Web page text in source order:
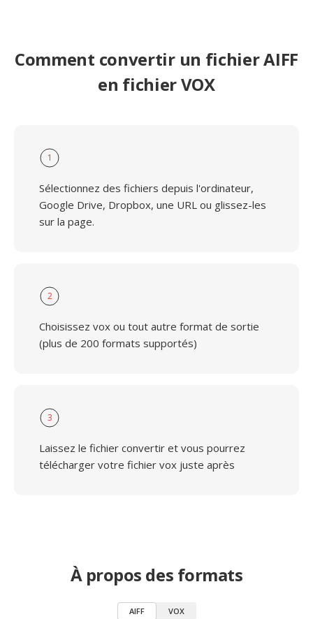
Comment convertir un fichier AIFF
en fichier VOX
1
Sélectionnez des fichiers depuis l'ordinateur,
Google Drive, Dropbox, une URL ou glissez-les
sur la page.
2
Choisissez vox ou tout autre format de sortie
(plus de 200 formats supportés)
3
Laissez le fichier convertir et vous pourrez
télécharger votre fichier vox juste après
À propos des formats
AIFF VOX